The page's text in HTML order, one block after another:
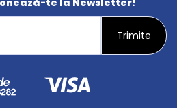
te la Newsletter!